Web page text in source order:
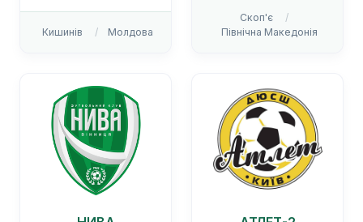
Кишинів Молдова
Скоп'є
Північна Македонія